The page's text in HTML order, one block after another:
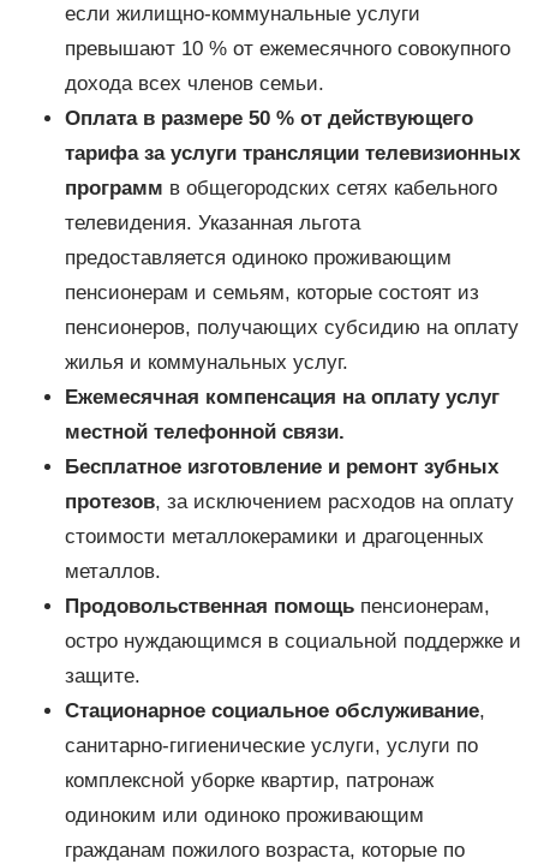
если жилищно-коммунальные услуги
превышают 10 % от ежемесячного совокупного
дохода всех членов семьи.
Оплата в размере 50 % от действующего
тарифа за услуги трансляции телевизионных
программ в общегородских сетях кабельного
телевидения. Указанная льгота
предоставляется одиноко проживающим
пенсионерам и семьям, которые состоят из
пенсионеров, получающих субсидию на оплату
жилья и коммунальных услуг.
Ежемесячная компенсация на оплату услуг
местной телефонной связи.
Бесплатное изготовление и ремонт зубных
протезов, за исключением расходов на оплату
стоимости металлокерамики и драгоценных
металлов.
Продовольственная помощьпенсионерам,
остро нуждающимся в социальной поддержке и
защите.
Стационарное социальное обслуживание,
санитарно-гигиенические услуги, услуги по
комплексной уборке квартир, патронаж
одиноким или одиноко проживающим
гражданам пожилого возраста, которые по